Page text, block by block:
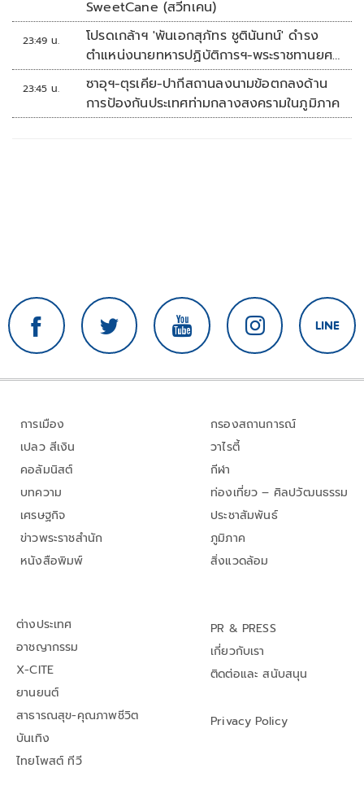
SweetCane (สวีทเคน)
23:49 น.
โปรดเกล้าฯ 'พันเอกสุภัทร ชูตินันทน์' ดำรง
ตำแหน่งนายทหารปฏิบัติการฯ-พระราชทานยศ
'พลตรี'
23:45 น.
ซาอุฯ-ตุรเคีย-ปากีสถานลงนามข้อตกลงด้าน
การป้องกันประเทศท่ามกลางสงครามในภูมิภาค
การเมือง
เปลว สีเงิน
คอลัมนิสต์
บทความ
เศรษฐกิจ
ข่าวพระราชสำนัก
หนังสือพิมพ์
กรองสถานการณ์
วาไรตี้
กีฬา
ท่องเที่ยว – ศิลปวัฒนธรรม
ประชาสัมพันธ์
ภูมิภาค
สิ่งแวดล้อม
ต่างประเทศ
อาชญากรรม
X-CITE
ยานยนต์
สาธารณสุข-คุณภาพชีวิต
บันเทิง
ไทยโพสต์ ทีวี
PR & PRESS
เกี่ยวกับเรา
ติดต่อและ สนับสนุน
Privacy Policy